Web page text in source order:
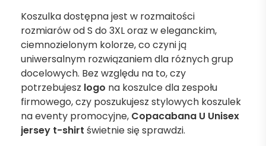
Koszulka dostępna jest w rozmaitości
rozmiarów od S do 3XL oraz w eleganckim,
ciemnozielonym kolorze, co czyni ją
uniwersalnym rozwiązaniem dla różnych grup
docelowych. Bez względu na to, czy
potrzebujesz logo na koszulce dla zespołu
firmowego, czy poszukujesz stylowych koszulek
na eventy promocyjne, Copacabana U Unisex
jersey t-shirt świetnie się sprawdzi.